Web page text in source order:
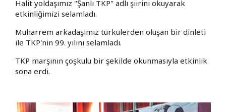
Halit yoldaşımız "Şanlı TKP" adlı şiirini okuyarak
etkinliğimizi selamladı.
Muharrem arkadaşımız türkülerden oluşan bir dinleti
ile TKP'nin 99. yılını selamladı.
TKP marşının çoşkulu bir şekilde okunmasıyla etkinlik
sona erdi.